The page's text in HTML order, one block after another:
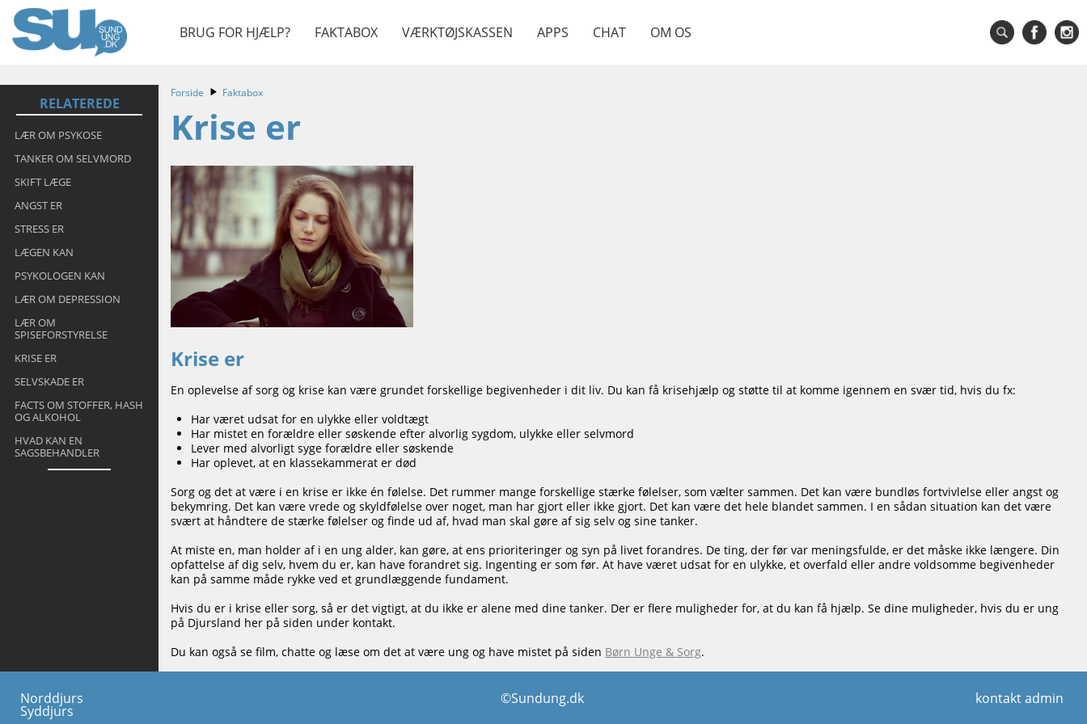
BRUG FOR HJÆLP? FAKTABOX VÆRKTØJSKASSEN APPS CHAT OM OS
RELATEREDE
LÆR OM PSYKOSE
TANKER OM SELVMORD
SKIFT LÆGE
ANGST ER
STRESS ER
LÆGEN KAN
PSYKOLOGEN KAN
LÆR OM DEPRESSION
LÆR OM
SPISEFORSTYRELSE
KRISE ER
SELVSKADE ER
FACTS OM STOFFER, HASH
OG ALKOHOL
HVAD KAN EN
SAGSBEHANDLER
Forside Faktabox
Krise er
Krise er
En oplevelse af sorg og krise kan være grundet forskellige begivenheder i dit liv. Du kan få krisehjælp og støtte til at komme igennem en svær tid, hvis du fx:
Har været udsat for en ulykke eller voldtægt
Har mistet en forældre eller søskende efter alvorlig sygdom, ulykke eller selvmord
Lever med alvorligt syge forældre eller søskende
Har oplevet, at en klassekammerat er død
Sorg og det at være i en krise er ikke én følelse. Det rummer mange forskellige stærke følelser, som vælter sammen. Det kan være bundløs fortvivlelse eller angst og
bekymring. Det kan være vrede og skyldfølelse over noget, man har gjort eller ikke gjort. Det kan være det hele blandet sammen. I en sådan situation kan det være
svært at håndtere de stærke følelser og finde ud af, hvad man skal gøre af sig selv og sine tanker.
At miste en, man holder af i en ung alder, kan gøre, at ens prioriteringer og syn på livet forandres. De ting, der før var meningsfulde, er det måske ikke længere. Din
opfattelse af dig selv, hvem du er, kan have forandret sig. Ingenting er som før. At have været udsat for en ulykke, et overfald eller andre voldsomme begivenheder
kan på samme måde rykke ved et grundlæggende fundament.
Hvis du er i krise eller sorg, så er det vigtigt, at du ikke er alene med dine tanker. Der er flere muligheder for, at du kan få hjælp. Se dine muligheder, hvis du er ung
på Djursland her på siden under kontakt.
Du kan også se film, chatte og læse om det at være ung og have mistet på siden Børn Unge & Sorg.
Norddjurs
Syddjurs
©Sundung.dk kontakt admin